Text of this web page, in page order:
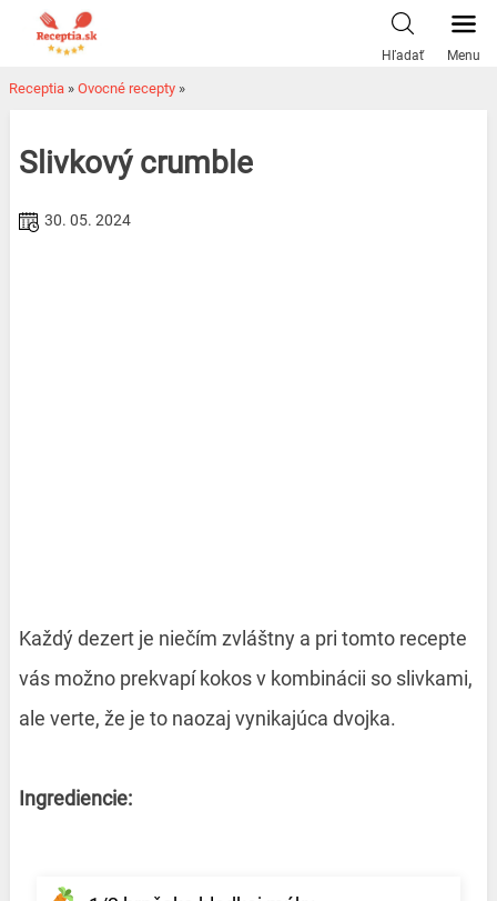
Hľadať Menu
Receptia » Ovocné recepty »
Slivkový crumble
30. 05. 2024
Každý dezert je niečím zvláštny a pri tomto recepte
vás možno prekvapí kokos v kombinácii so slivkami,
ale verte, že je to naozaj vynikajúca dvojka.
Ingrediencie: